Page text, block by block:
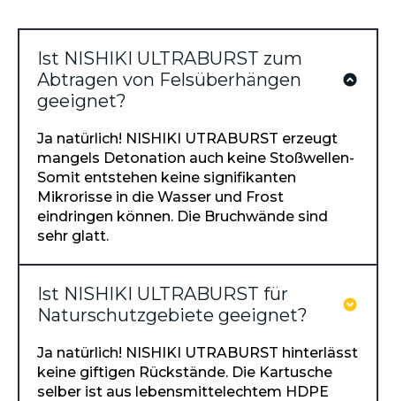
Ist NISHIKI ULTRABURST zum
Abtragen von Felsüberhängen
geeignet?
Ja natürlich! NISHIKI UTRABURST erzeugt
mangels Detonation auch keine Stoßwellen-
Somit entstehen keine signifikanten
Mikrorisse in die Wasser und Frost
eindringen können. Die Bruchwände sind
sehr glatt.
Ist NISHIKI ULTRABURST für
Naturschutzgebiete geeignet?
Ja natürlich! NISHIKI UTRABURST hinterlässt
keine giftigen Rückstände. Die Kartusche
selber ist aus lebensmittelechtem HDPE